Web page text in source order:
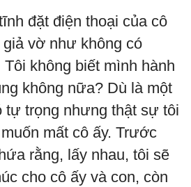
đặt điện thoại của cô
vờ như không có
không biết mình hành
không nữa? Dù là một
tự trọng nhưng thật sự tôi
mất cô ấy. Trước
rằng, lấy nhau, tôi sẽ
cho cô ấy và con, còn